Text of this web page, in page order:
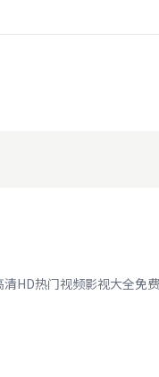
HD热门视频影视大全免费